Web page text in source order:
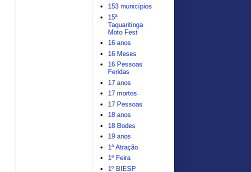
153 municípios
15ª
Taquaritinga
Moto Fest
16 anos
16 Meses
16 Pessoas
Feridas
17 anos
17 mortos
17 Pessoas
18 anos
18 Bodes
19 anos
1ª Atração
1ª Feira
1º BIESP